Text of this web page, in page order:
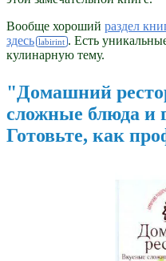
Вообще хороший раздел
здесь
. Есть
кулинарную тему.
"Домашний
сложные блюда и
Готовьте, как